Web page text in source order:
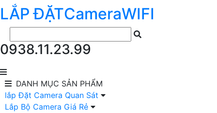
LẮP ĐẶTCameraWIFI
0938.11.23.99
DANH MỤC SẢN PHẨM
lắp Đặt Camera Quan Sát
Lắp Bộ Camera Giá Rẻ